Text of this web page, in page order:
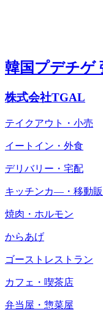
韓国プデチゲ
株式会社TGAL
テイクアウト・小売
イートイン・外食
デリバリー・宅配
キッチンカ―・移動
焼肉・ホルモン
からあげ
ゴーストレストラン
カフェ・喫茶店
弁当屋・惣菜屋